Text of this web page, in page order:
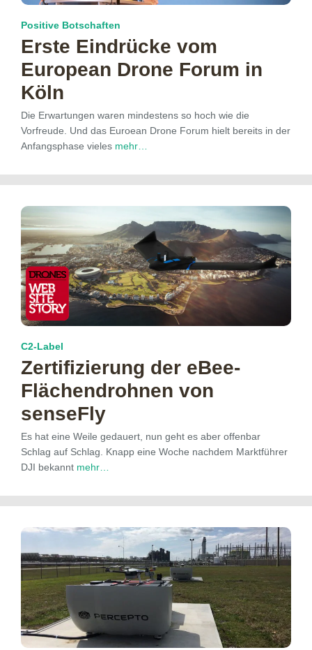
Positive Botschaften
Erste Eindrücke vom
European Drone Forum in
Köln
Die Erwartungen waren mindestens so hoch wie die
Vorfreude. Und das Euroean Drone Forum hielt bereits in der
Anfangsphase vieles mehr…
C2-Label
Zertifizierung der eBee-
Flächendrohnen von
senseFly
Es hat eine Weile gedauert, nun geht es aber offenbar
Schlag auf Schlag. Knapp eine Woche nachdem Marktführer
DJI bekannt mehr…